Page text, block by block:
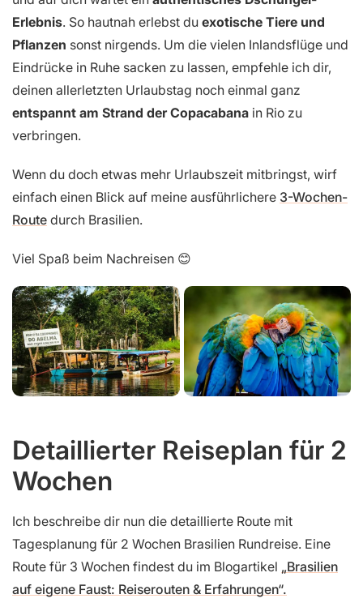
Erlebnis. So hautnah erlebst du exotische Tiere und
Pflanzen sonst nirgends. Um die vielen Inlandsflüge und
Eindrücke in Ruhe sacken zu lassen, empfehle ich dir,
deinen allerletzten Urlaubstag noch einmal ganz
entspannt am Strand der Copacabana in Rio zu
verbringen.
Wenn du doch etwas mehr Urlaubszeit mitbringst, wirf
einfach einen Blick auf meine ausführlichere 3-Wochen-
Route durch Brasilien.
Viel Spaß beim Nachreisen 😊
Detaillierter Reiseplan für 2
Wochen
Ich beschreibe dir nun die detaillierte Route mit
Tagesplanung für 2 Wochen Brasilien Rundreise. Eine
Route für 3 Wochen findest du im Blogartikel „Brasilien
auf eigene Faust: Reiserouten & Erfahrungen“.